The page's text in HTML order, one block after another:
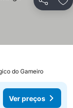
Partilhar
preços
do Gameiro
Ver preços